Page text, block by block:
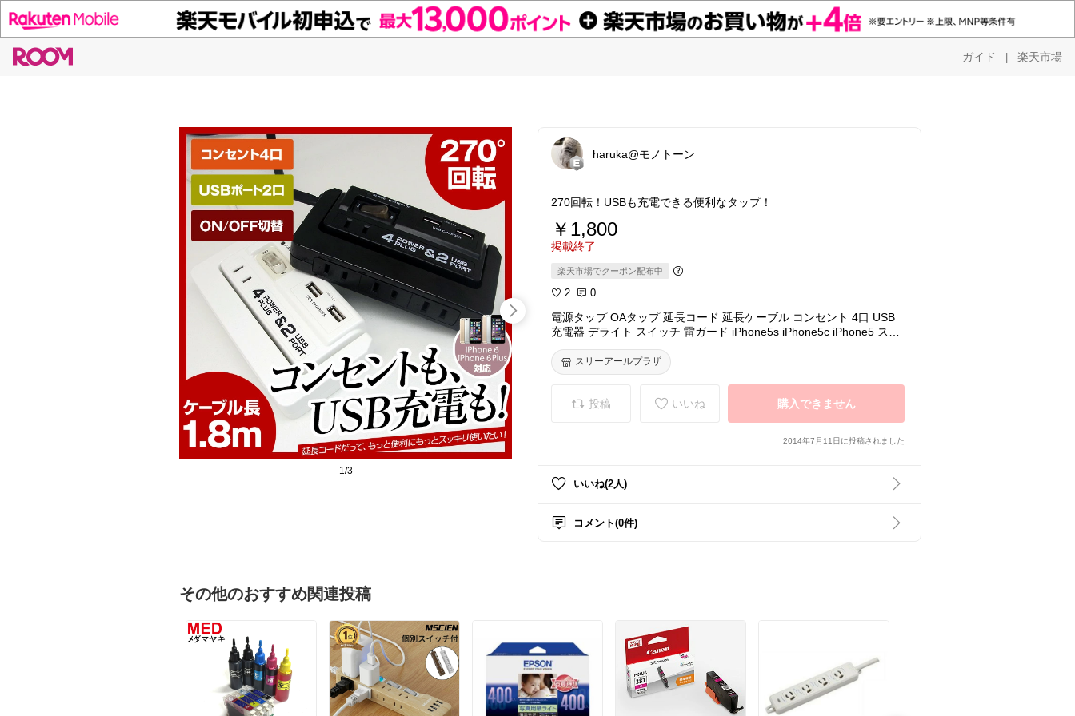
ガイド | 楽天市場
1/3
haruka@モノトーン
270回転！USBも充電できる便利なタップ！
￥1,800
掲載終了
楽天市場でクーポン配布中
2 0
電源タップ OAタップ 延長コード 延長ケーブル コンセント 4口 USB
充電器 デライト スイッチ 雷ガード iPhone5s iPhone5c iPhone5 スマ
スリーアールプラザ
投稿 いいね 購入できません
2014年7月11日に投稿されました
いいね(2人)
コメント(0件)
その他のおすすめ関連投稿